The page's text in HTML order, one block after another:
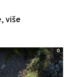
više
0